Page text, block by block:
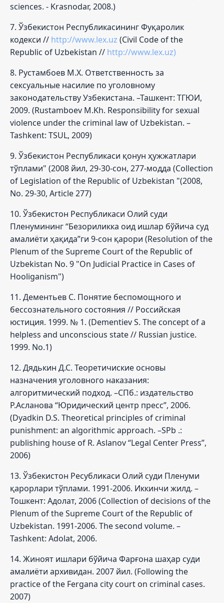
sciences. - Krasnodar, 2008.)
7. Ўзбекистон Республикасининг Фуқаролик
кодекси // http://www.lex.uz (Civil Code of the
Republic of Uzbekistan // http://www.lex.uz)
8. Рустамбоев М.Х. Ответственность за
сексуальные насилие по уголовному
законодательству Узбекистана. –Ташкент: ТГЮИ,
2009. (Rustamboev M.Kh. Responsibility for sexual
violence under the criminal law of Uzbekistan. –
Tashkent: TSUL, 2009)
9. Ўзбекистон Республикаси қонун ҳужжатлари
тўплами" (2008 йил, 29-30-сон, 277-модда (Collection
of Legislation of the Republic of Uzbekistan "(2008,
No. 29-30, Article 277)
10. Ўзбекистон Республикаси Олий суди
Пленумининг “Безориликка оид ишлар бўйича суд
амалиёти ҳақида”ги 9-сон қарори (Resolution of the
Plenum of the Supreme Court of the Republic of
Uzbekistan No. 9 "On Judicial Practice in Cases of
Hooliganism")
11. Дементьев С. Понятие беспомощного и
бессознательного состояния // Российская
юстиция. 1999. № 1. (Dementiev S. The concept of a
helpless and unconscious state // Russian justice.
1999. No.1)
12. Дядькин Д.С. Теоретичиские основы
назначения уголовного наказания:
алгоритмический подход. –СПб.: издательство
Р.Асланова “Юридический центр пресс”, 2006.
(Dyadkin D.S. Theoretical principles of criminal
punishment: an algorithmic approach. –SPb .:
publishing house of R. Aslanov “Legal Center Press”,
2006)
13. Ўзбекистон Ресубликаси Олий суди Пленуми
қарорлари тўплами. 1991-2006. Иккинчи жилд. –
Тошкент: Адолат, 2006 (Collection of decisions of the
Plenum of the Supreme Court of the Republic of
Uzbekistan. 1991-2006. The second volume. –
Tashkent: Adolat, 2006.
14. Жиноят ишлари бўйича Фарғона шаҳар суди
амалиёти архивидан. 2007 йил. (Following the
practice of the Fergana city court on criminal cases.
2007)